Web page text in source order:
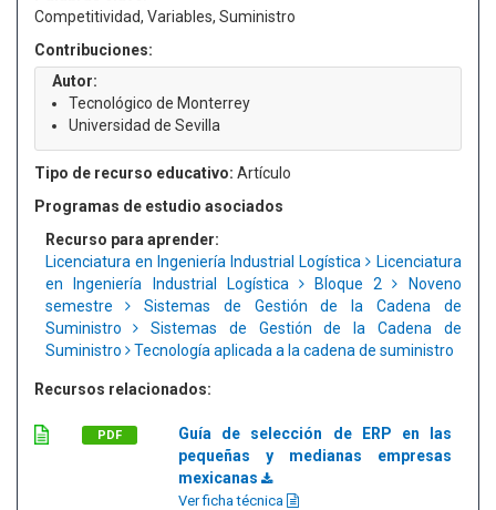
Competitividad, Variables, Suministro
Contribuciones:
Autor:
Tecnológico de Monterrey
Universidad de Sevilla
Tipo de recurso educativo: Artículo
Programas de estudio asociados
Recurso para aprender:
Licenciatura en Ingeniería Industrial Logística
Licenciatura
en Ingeniería Industrial Logística
Bloque 2
Noveno
semestre
Sistemas de Gestión de la Cadena de
Suministro
Sistemas de Gestión de la Cadena de
Suministro
Tecnología aplicada a la cadena de suministro
Recursos relacionados:
PDF
Guía de selección de ERP en las
pequeñas y medianas empresas
mexicanas
Ver ficha técnica